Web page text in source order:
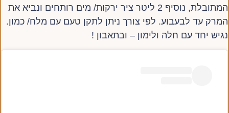
המתובלת, נוסיף 2 ליטר ציר ירקות/ מים רותחים ונביא את
המרק עד לבעבוע. לפי צורך ניתן לתקן טעם עם מלח/ כמון.
נגיש יחד עם חלה ולימון – ובתאבון !